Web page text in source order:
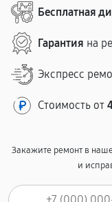
Бесплатная
Гарантия на
Экспресс
Стоимость от
Закажите ремонт в
и